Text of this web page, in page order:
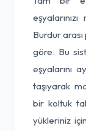
Burdur
göre. Bu
eşyalarını
taşıyarak
bir koltuk
yükleriniz